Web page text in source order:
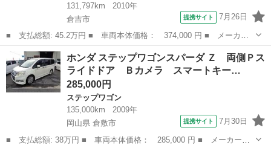
131,797km
2010年
倉吉市
提携サイト 7月26日
■ 支払総額: 45.2万円 ■ 車両本体価格： 374,000 円 ■ メーカー
名： ホンダ ■ 車種名： ステップワゴン ■ グレード名： Ｇ
Ｌパッケージ ナビ 地デジＴＶ バックカメラ 両側電動スライド
ドア ＥＴＣ...
鳥取 倉吉市 ステップワゴン
ホンダ ステップワゴンスパーダ Ｚ 両側Ｐス
ライドドア Ｂカメラ スマートキー…
285,000円
ステップワゴン
135,000km
2009年
岡山県 倉敷市
提携サイト 7月30日
■ 支払総額: 38万円 ■ 車両本体価格： 285,000 円 ■ メーカー